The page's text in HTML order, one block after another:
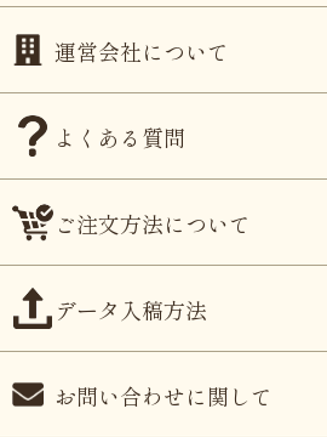
運営会社について
よくある質問
ご注文方法について
データ入稿方法
お問い合わせに関して